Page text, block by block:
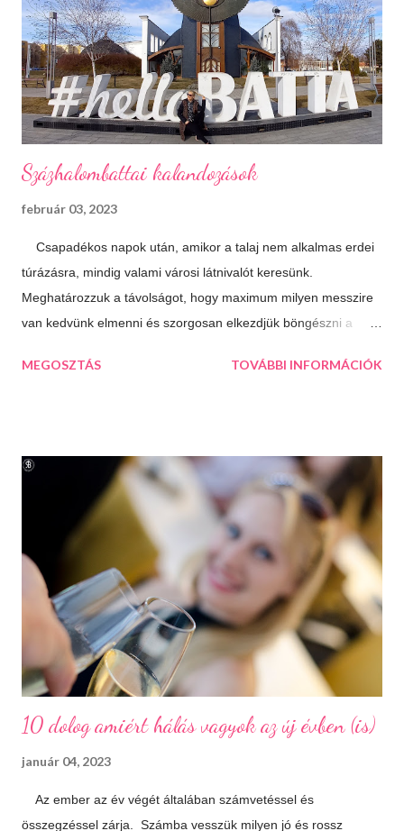
fürdők Azt hiszem ehhez nem is kell mit hozzáfűzni...
Hangulatfények mindenhol Bátran rakd velük tele te is a
lakásodat, meglátod milyen meghitt hangulatot teremtenek.
Isteni sütemények Diós, mákos, túrós, lekváro...
Százhalombattai kalandozások
február 03, 2023
Csapadékos napok után, amikor a talaj nem alkalmas erdei
túrázásra, mindig valami városi látnivalót keresünk.
Meghatározzuk a távolságot, hogy maximum milyen messzire
van kedvünk elmenni és szorgosan elkezdjük böngészni a
települést. Így esett a választásunk következő úticélként
lakott, bővelkedik régészeti feltárásokban és kincsekben,
melyeket a város a mai napig lelkiismeretesen ápol és büszkén
meg is mutat a világnak. A százhalom előtag a település
határában húzódó halomsírokra utal, melyeket ma is meg lehet
tekinteni a régészeti parkban. De még mielőtt ide eljutnánk,
érdemes megállni a gyönyörűen felújított főtéren, ahol a
Makovecz Imre által tervezett Szent István Templom magas...
MEGOSZTÁS TOVÁBBI INFORMÁCIÓK
10 dolog amiért hálás vagyok az új évben (is)
január 04, 2023
Az ember az év végét általában számvetéssel és
összegzéssel zárja. Számba vesszük milyen jó és rossz